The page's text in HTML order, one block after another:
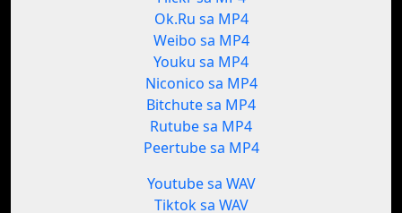
Ok.Ru sa MP4
Weibo sa MP4
Youku sa MP4
Niconico sa MP4
Bitchute sa MP4
Rutube sa MP4
Peertube sa MP4
Youtube sa WAV
Tiktok sa WAV